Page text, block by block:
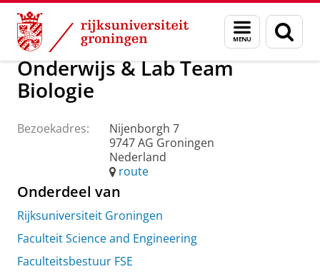
Skip
Content
Skip
Navigation
Menu
en
zoeken
Over ons Praktische zaken Waar vindt u ons
Onderwijs & Lab Team
Biologie
Bezoekadres:
Nijenborgh 7
9747 AG Groningen
Nederland
route
Onderdeel van
Rijksuniversiteit Groningen
Faculteit Science and Engineering
Faculteitsbestuur FSE